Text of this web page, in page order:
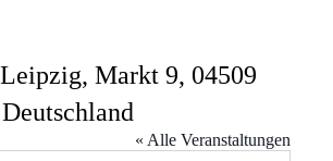
Leipzig, Markt 9, 04509
« Alle Veranstaltungen